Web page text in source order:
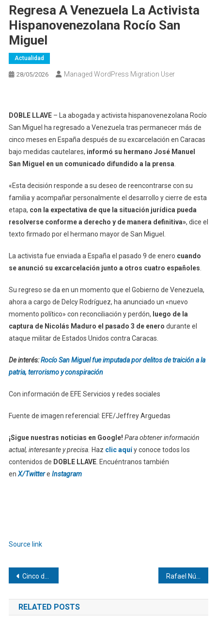
Regresa A Venezuela La Activista
Hispanovenezolana Rocío San
Miguel
Actualidad
28/05/2026 Managed WordPress Migration User
DOBLE LLAVE– La abogada y activista hispanovenezolana Rocío
San Miguel ha regresado a Venezuela tras permanecer más de
cinco meses en España después de su excarcelación en Caracas
bajo medidas cautelares, informó su hermano José Manuel
San Miguel en un comunicado difundido a la prensa
«Esta decisión responde a su deseo de reencontrarse con su
familia y acompañar personalmente el desarrollo y cierre de esta
etapa, con la expectativa de que la situación jurídica pueda
resolverse conforme a derecho y de manera definitiva», dice el
texto firmado por el hermano mayor de San Miguel.
La activista fue enviada a España el pasado 9 de enero cuando
se anunció su excarcelación junto a otros cuatro españoles
Su regreso se da en un momento que el Gobierno de Venezuela,
ahora a cargo de Delcy Rodríguez, ha anunciado un «nuevo
momento político» con reconciliación y perdón, luego de la
captura de Nicolás Maduro el pasado 3 de enero durante el
ataque militar de Estados Unidos contra Caracas.
De interés:Rocío San Miguel fue imputada por delitos de traición a la
patria, terrorismo y conspiración
Con información de EFE Servicios y redes sociales
Fuente de imagen referencial: EFE/Jeffrey Arguedas
¡Sigue nuestras noticias en Google! Para obtener información
actual, interesante y precisa. Haz clic aquíy conoce todos los
contenidos de DOBLE LLAVE. Encuéntranos también
en X/Twittere Instagram
Source link
Navegación
de
entradas
Cinco décadas impulsando la petroquímica privada venezolana
RELATED POSTS